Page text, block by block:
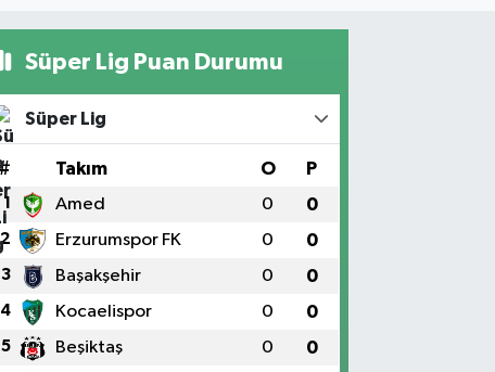
Süper Lig Puan Durumu
Süper Lig
Takım O P
1 Amed 0 0
2 Erzurumspor FK 0 0
3 Başakşehir 0 0
4 Kocaelispor 0 0
5 Beşiktaş 0 0